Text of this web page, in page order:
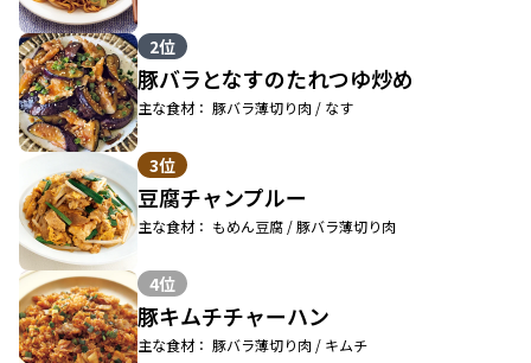
2位
豚バラとなすのたれつゆ炒め
主な食材： 豚バラ薄切り肉 / なす
3位
豆腐チャンプルー
主な食材： もめん豆腐 / 豚バラ薄切り肉
4位
豚キムチチャーハン
主な食材： 豚バラ薄切り肉 / キムチ